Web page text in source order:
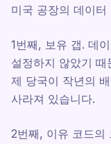
미국 공장의 데이
1번째, 보유 갭. 데
설정하지 않았기
제 당국이 작년의
사라져 있습니다.
2번째, 이유 코드의